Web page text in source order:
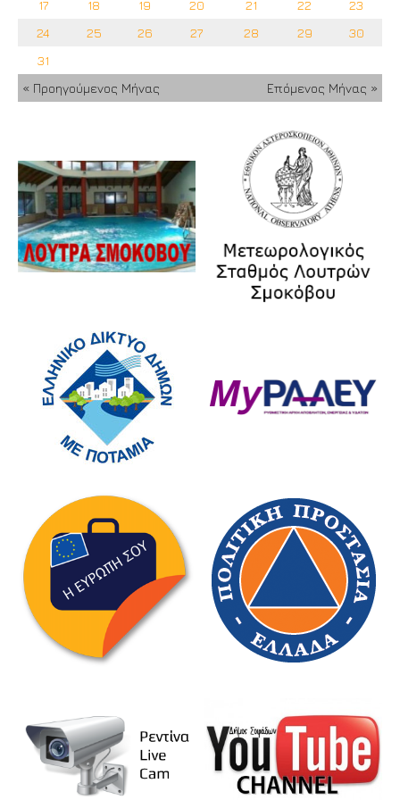
17 18 19 20 21 22
23
24
25 26 27 28 29
30
31
« Προηγούμενος Μήνας
Επόμενος Μήνας »